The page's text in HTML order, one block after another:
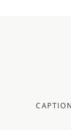
CAPTION